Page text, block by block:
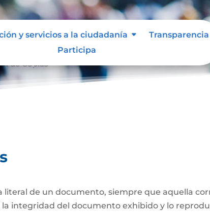
y servicios a la ciudadanía
Transparencia
Participa
de un documento, siempre que aquella
integridad del documento exhibido y lo